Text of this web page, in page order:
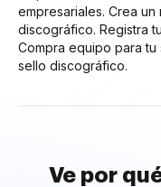
empresariales. Crea
discográfico. Registra
Compra equipo para
sello discográfico.
Ve por